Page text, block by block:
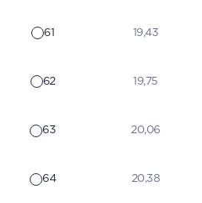
61 19,43
62 19,75
63 20,06
64 20,38